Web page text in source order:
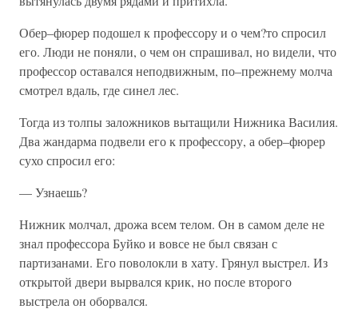
Обер–фюрер подошел к профессору и о чем?то спросил
его. Люди не поняли, о чем он спрашивал, но видели, что
профессор оставался неподвижным, по–прежнему молча
смотрел вдаль, где синел лес.
Тогда из толпы заложников вытащили Нижника Василия.
Два жандарма подвели его к профессору, а обер–фюрер
сухо спросил его:
— Узнаешь?
Нижник молчал, дрожа всем телом. Он в самом деле не
знал профессора Буйко и вовсе не был связан с
партизанами. Его поволокли в хату. Грянул выстрел. Из
открытой двери вырвался крик, но после второго
выстрела он оборвался.